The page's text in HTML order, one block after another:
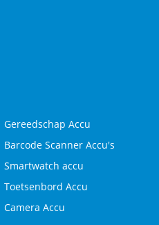
Gereedschap Accu
Barcode Scanner Accu's
Smartwatch accu
Toetsenbord Accu
Camera Accu